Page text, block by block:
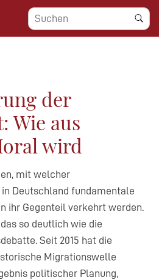
der
Wie aus
wird
mit welcher
Deutschland fundamentale
ihr Gegenteil verkehrt werden.
so deutlich wie die
Seit 2015 hat die
Migrationswelle
politischer Planung,